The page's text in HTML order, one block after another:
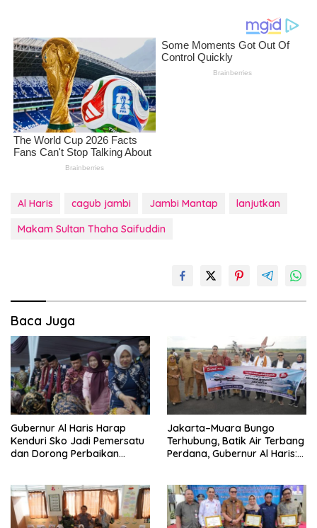
Al Haris cagub jambi Jambi Mantap
lanjutkan
Makam Sultan Thaha Saifuddin
Baca Juga
Gubernur Al Haris Harap
Kenduri Sko Jadi Pemersatu
dan Dorong Perbaikan
Jakarta–Muara Bungo
Terhubung, Batik Air Terbang
Perdana, Gubernur Al Haris: